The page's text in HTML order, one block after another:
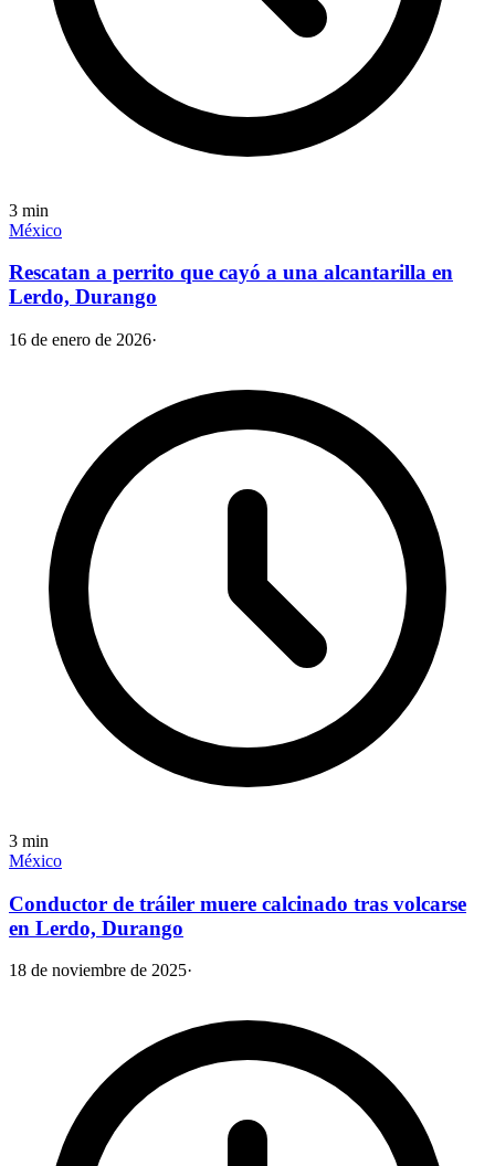
3 min
México
Rescatan a perrito que cayó a una alcantarilla en
Lerdo, Durango
16 de enero de 2026·
3 min
México
Conductor de tráiler muere calcinado tras volcarse
en Lerdo, Durango
18 de noviembre de 2025·